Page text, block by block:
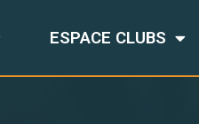
ESPACE CLUBS